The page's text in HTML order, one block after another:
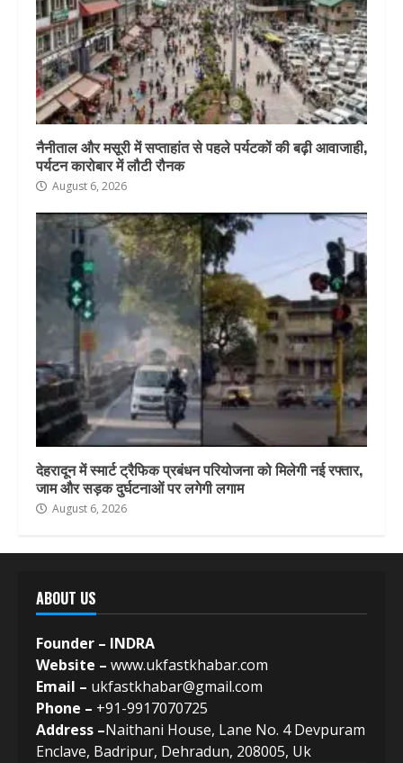
नैनीताल और मसूरी में सप्ताहांत से पहले पर्यटकों की बढ़ी आवाजाही,
पर्यटन कारोबार में लौटी रौनक
August 6, 2026
देहरादून में स्मार्ट ट्रैफिक प्रबंधन परियोजना को मिलेगी नई रफ्तार,
जाम और सड़क दुर्घटनाओं पर लगेगी लगाम
August 6, 2026
ABOUT US
Founder – INDRA
Website – www.ukfastkhabar.com
Email – ukfastkhabar@gmail.com
Phone – +91-9917070725
Address –Naithani House, Lane No. 4 Devpuram
Enclave, Badripur, Dehradun, 208005, Uk